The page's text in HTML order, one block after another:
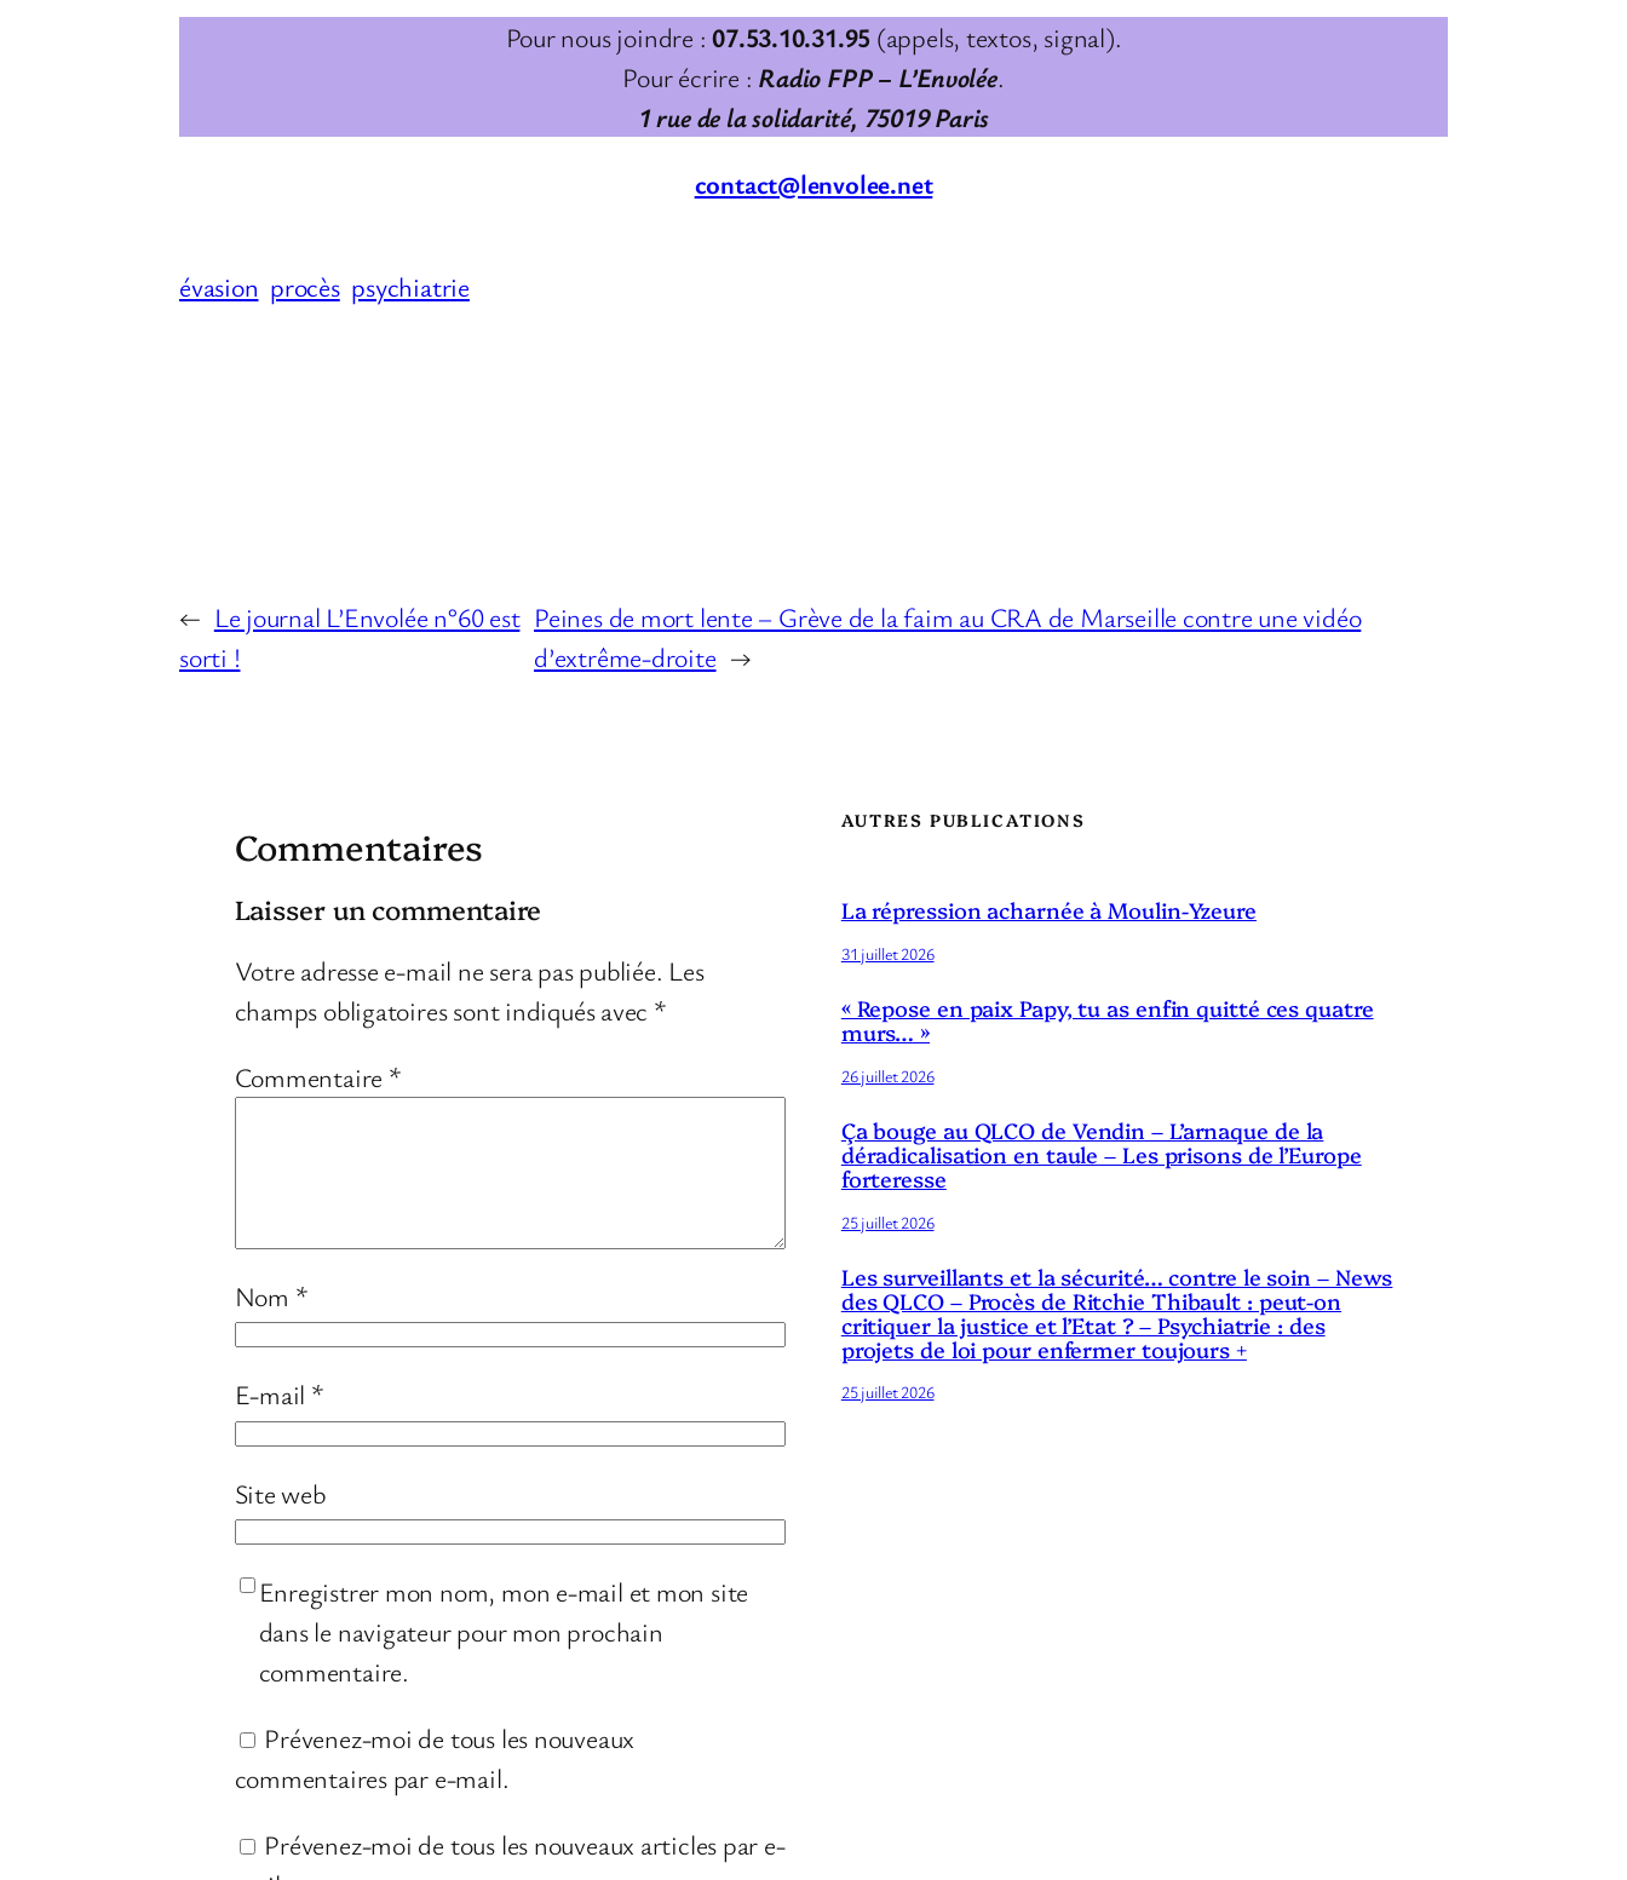
Pour nous joindre : 07.53.10.31.95 (appels, textos, signal).
Pour écrire : Radio FPP – L’Envolée.
1 rue de la solidarité, 75019 Paris
contact@lenvolee.net
évasion procès psychiatrie
← Le journal L’Envolée n°60 est
sorti !
Peines de mort lente – Grève de la faim au CRA de Marseille contre une vidéo
d’extrême-droite →
Commentaires
Laisser un commentaire
Votre adresse e-mail ne sera pas publiée. Les
champs obligatoires sont indiqués avec *
Commentaire *
Nom *
E-mail *
Site web
Enregistrer mon nom, mon e-mail et mon site
dans le navigateur pour mon prochain
commentaire.
Prévenez-moi de tous les nouveaux
commentaires par e-mail.
Prévenez-moi de tous les nouveaux articles par e-
AUTRES PUBLICATIONS
La répression acharnée à Moulin-Yzeure
31 juillet 2026
« Repose en paix Papy, tu as enfin quitté ces quatre
murs… »
26 juillet 2026
Ça bouge au QLCO de Vendin – L’arnaque de la
déradicalisation en taule – Les prisons de l’Europe
forteresse
25 juillet 2026
Les surveillants et la sécurité… contre le soin – News
des QLCO – Procès de Ritchie Thibault : peut-on
critiquer la justice et l’Etat ? – Psychiatrie : des
projets de loi pour enfermer toujours +
25 juillet 2026